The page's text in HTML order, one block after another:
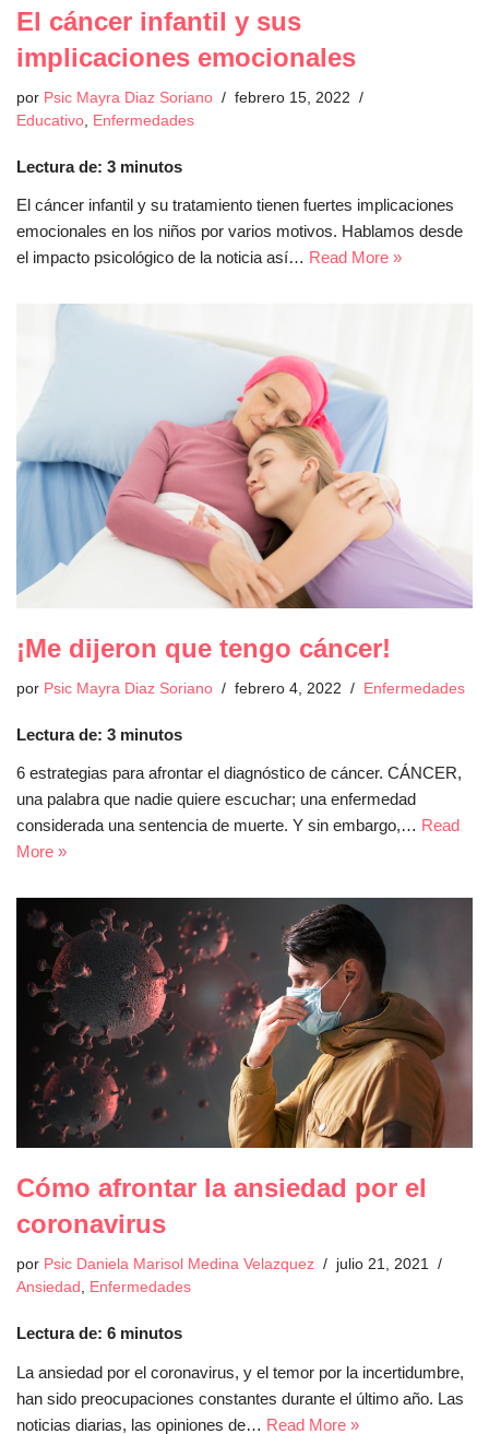
El cáncer infantil y sus
implicaciones emocionales
por Psic Mayra Diaz Soriano
febrero 15, 2022
Educativo Enfermedades
Lectura de: 3 minutos
El cáncer infantil y su tratamiento tienen fuertes implicaciones
emocionales en los niños por varios motivos. Hablamos desde
el impacto psicológico de la noticia así… Read More »
¡Me dijeron que tengo cáncer!
por Psic Mayra Diaz Soriano febrero 4, 2022 Enfermedades
Lectura de: 3 minutos
6 estrategias para afrontar el diagnóstico de cáncer. CÁNCER,
una palabra que nadie quiere escuchar; una enfermedad
considerada una sentencia de muerte. Y sin embargo,… Read
More »
Cómo afrontar la ansiedad por el
coronavirus
por Psic Daniela Marisol Medina Velazquez
julio 21, 2021
Ansiedad , Enfermedades
Lectura de: 6 minutos
La ansiedad por el coronavirus, y el temor por la incertidumbre,
han sido preocupaciones constantes durante el último año. Las
noticias diarias, las opiniones de… Read More »